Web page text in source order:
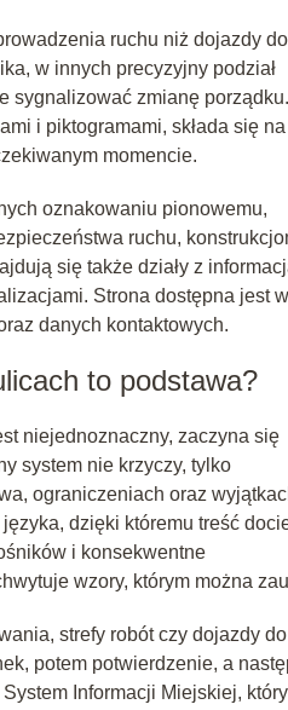
ruchu niż dojazdy do
w innych precyzyjny podział
sygnalizować zmianę porządku.
i piktogramami, składa się na
momencie.
oznakowaniu pionowemu,
ruchu,
się także działy z
Strona dostępna jest w
danych kontaktowych.
to podstawa?
niejednoznaczny, zaczyna się
system nie krzyczy, tylko
ograniczeniach oraz
dzięki któremu treść
i konsekwentne
wzory, którym można
strefy robót czy dojazdy do
potem potwierdzenie, a
Informacji Miejskiej, który